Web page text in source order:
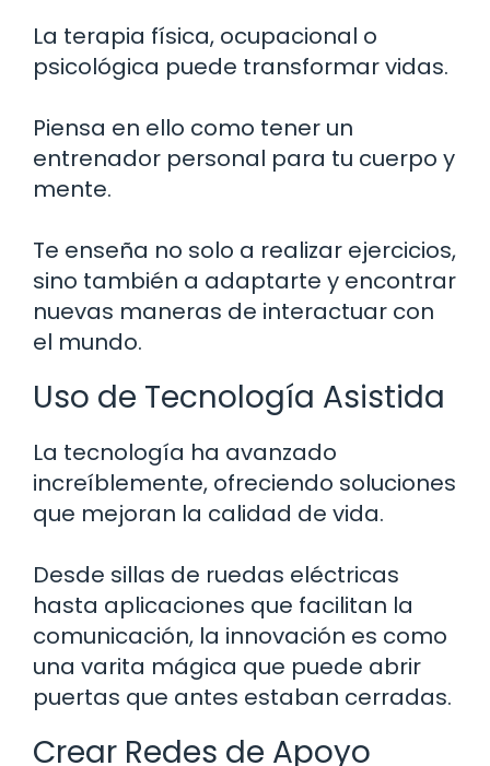
La terapia física, ocupacional o
psicológica puede transformar vidas.
Piensa en ello como tener un
entrenador personal para tu cuerpo y
mente.
Te enseña no solo a realizar ejercicios,
sino también a adaptarte y encontrar
nuevas maneras de interactuar con
el mundo.
Uso de Tecnología Asistida
La tecnología ha avanzado
increíblemente, ofreciendo soluciones
que mejoran la calidad de vida.
Desde sillas de ruedas eléctricas
hasta aplicaciones que facilitan la
comunicación, la innovación es como
una varita mágica que puede abrir
puertas que antes estaban cerradas.
Crear Redes de Apoyo